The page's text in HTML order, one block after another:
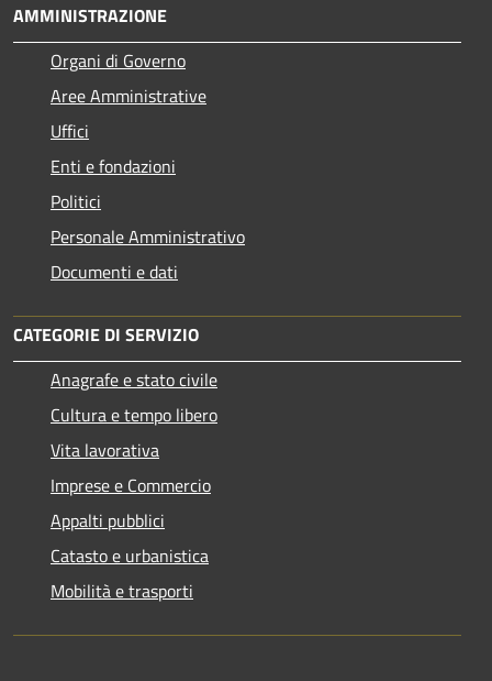
AMMINISTRAZIONE
Organi di Governo
Aree Amministrative
Uffici
Enti e fondazioni
Politici
Personale Amministrativo
Documenti e dati
CATEGORIE DI SERVIZIO
Anagrafe e stato civile
Cultura e tempo libero
Vita lavorativa
Imprese e Commercio
Appalti pubblici
Catasto e urbanistica
Mobilità e trasporti